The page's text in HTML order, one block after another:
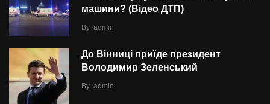
машини? (Відео ДТП)
By admin
До Вінниці приїде президент
Володимир Зеленський
By admin